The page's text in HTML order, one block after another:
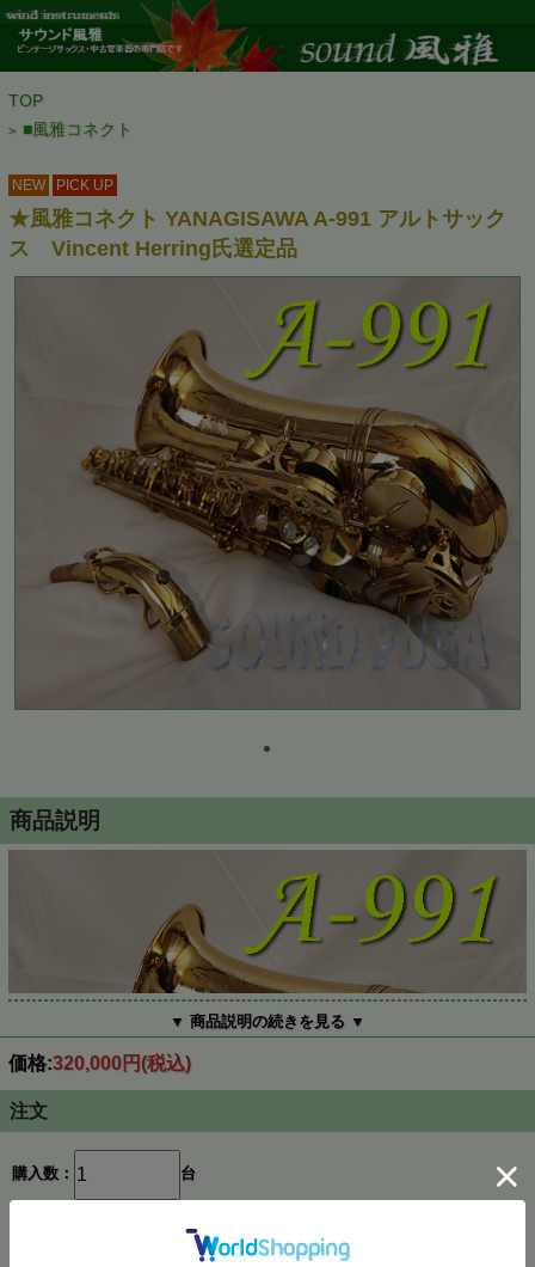
TOP
> ■風雅コネクト
NEW PICK UP
★風雅コネクト YANAGISAWA A-991 アルトサック
ス Vincent Herring氏選定品
商品説明
▼ 商品説明の続きを見る ▼
価格:320,000円 (税込)
注文
購入数： 台
在庫 あり